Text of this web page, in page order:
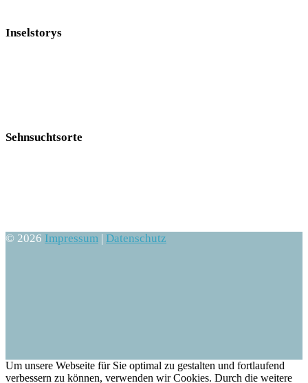
Inselstorys
Sehnsuchtsorte
© 2026 Impressum | Datenschutz
Um unsere Webseite für Sie optimal zu gestalten und fortlaufend
verbessern zu können, verwenden wir Cookies. Durch die weitere